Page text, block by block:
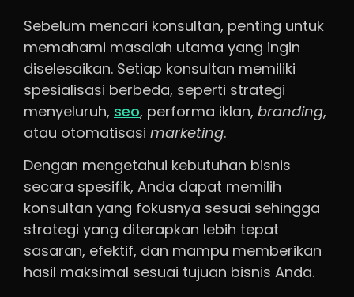
Sebelum mencari konsultan, penting untuk
memahami masalah utama yang ingin
diselesaikan. Setiap konsultan memiliki
spesialisasi berbeda, seperti strategi
menyeluruh, seo, performa iklan, branding,
atau otomatisasi marketing.
Dengan mengetahui kebutuhan bisnis
secara spesifik, Anda dapat memilih
konsultan yang fokusnya sesuai sehingga
strategi yang diterapkan lebih tepat
sasaran, efektif, dan mampu memberikan
hasil maksimal sesuai tujuan bisnis Anda.